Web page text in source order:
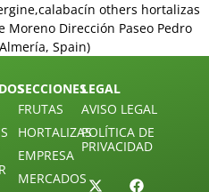
others hortalizas
Moreno Dirección Paseo Pedro
Spain)
SECCIONES
FRUTAS
HORTALIZAS
EMPRESA
MERCADOS
LEGAL
AVISO LEGAL
POLÍTICA DE
PRIVACIDAD